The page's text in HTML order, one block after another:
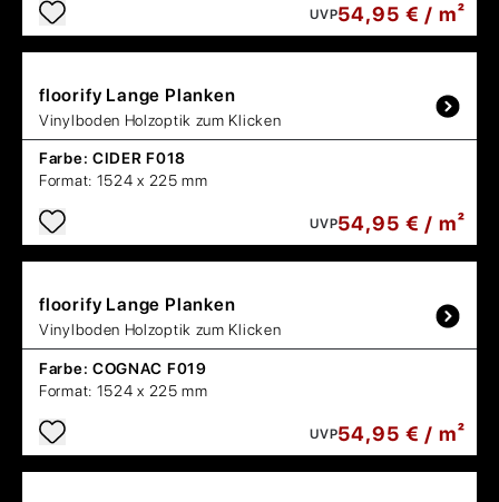
UVP54,95 € / m²
floorify Lange Planken
Vinylboden Holzoptik zum Klicken
Farbe: CIDER F018
Format: 1524 x 225 mm
UVP54,95 € / m²
floorify Lange Planken
Vinylboden Holzoptik zum Klicken
Farbe: COGNAC F019
Format: 1524 x 225 mm
UVP54,95 € / m²